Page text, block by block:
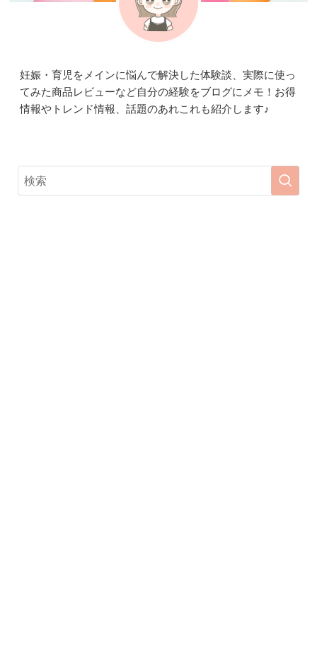
妊娠・育児をメインに悩んで解決した体験談、実際に使っ
てみた商品レビューなど自分の経験をブログにメモ！お得
情報やトレンド情報、話題のあれこれも紹介します♪